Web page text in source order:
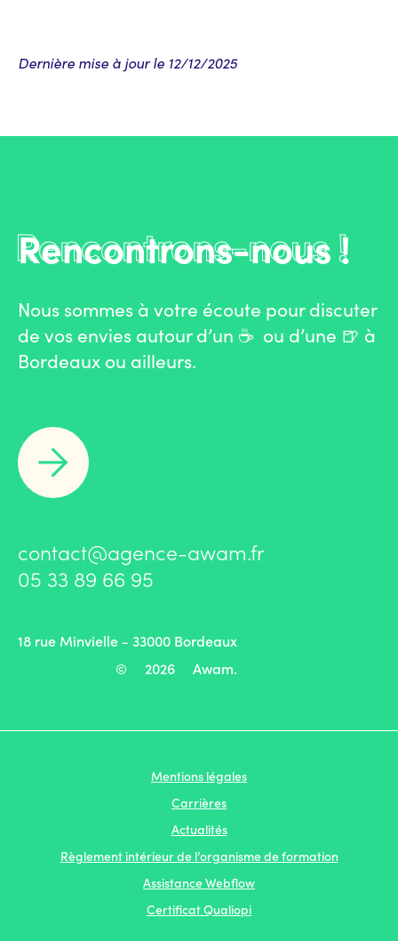
Dernière mise à jour le 12/12/2025
Rencontrons-nous !
Nous sommes à votre écoute pour discuter
de vos envies autour d’un ☕️ ou d’une 🍺 à
Bordeaux ou ailleurs.
contact@agence-awam.fr
05 33 89 66 95
18 rue Minvielle - 33000 Bordeaux
©
2026 Awam.
Mentions légales
Carrières
Actualités
Règlement intérieur de l’organisme de formation
Assistance Webflow
Certificat Qualiopi